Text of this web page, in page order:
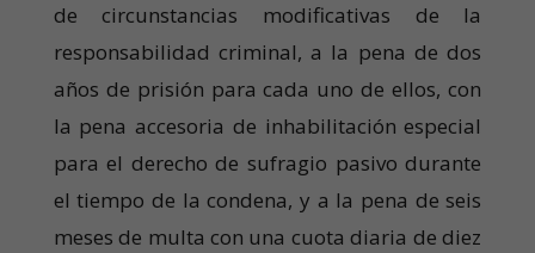
de circunstancias modificativas de la
responsabilidad criminal, a la pena de dos
años de prisión para cada uno de ellos, con
la pena accesoria de inhabilitación especial
para el derecho de sufragio pasivo durante
el tiempo de la condena, y a la pena de seis
meses de multa con una cuota diaria de diez